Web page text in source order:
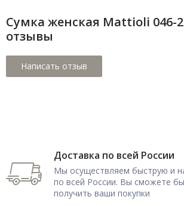
Сумка женская Mattioli 046-
отзывы
Доставка по всей России
Мы осуществляем быструю и
по всей России. Вы сможете
получить ваши покупки